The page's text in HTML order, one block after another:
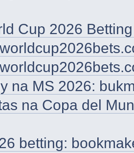
Cup 2026
na MS 2026:
na Copa del
betting: